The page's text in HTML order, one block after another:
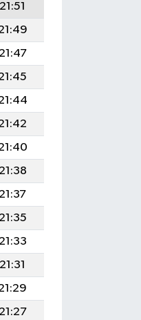
21:51
21:47
21:38
21:37
21:35
21:33
21:31
21:27